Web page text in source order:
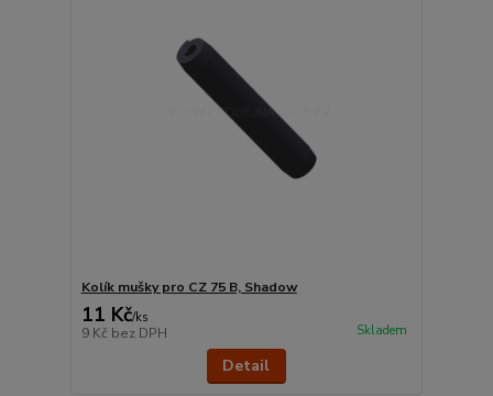
Kolík mušky pro CZ 75 B, Shadow
11 Kč/ks
9 Kč bez DPH Skladem
Detail